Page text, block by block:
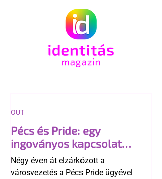
Pécs és Pride: egy
ingoványos kapcsolat
története
Négy éven át elzárkózott a
városvezetés a Pécs Pride ügyével
OUT